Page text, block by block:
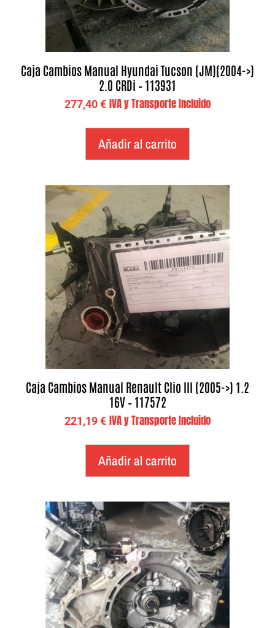
Caja Cambios Manual Hyundai Tucson (JM)(2004->)
2.0 CRDi – 113931
277,40€ IVA y Transporte Incluido
Añadir al carrito
Caja Cambios Manual Renault Clio III (2005->) 1.2
16V – 117572
221,19€ IVA y Transporte Incluido
Añadir al carrito